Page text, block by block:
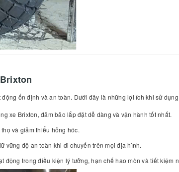
ổn định và an toàn. Dưới đây là những lợi ích khi sử
xe Brixton, đảm bảo lắp đặt dễ dàng và vận hành tốt nhất.
và giảm thiểu hỏng hóc.
vững độ an toàn khi di chuyển trên mọi địa hình.
động trong điều kiện lý tưởng, hạn chế hao mòn và tiết kiệm